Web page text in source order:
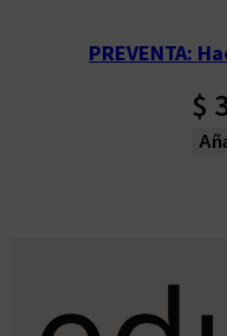
PREVENTA:
$